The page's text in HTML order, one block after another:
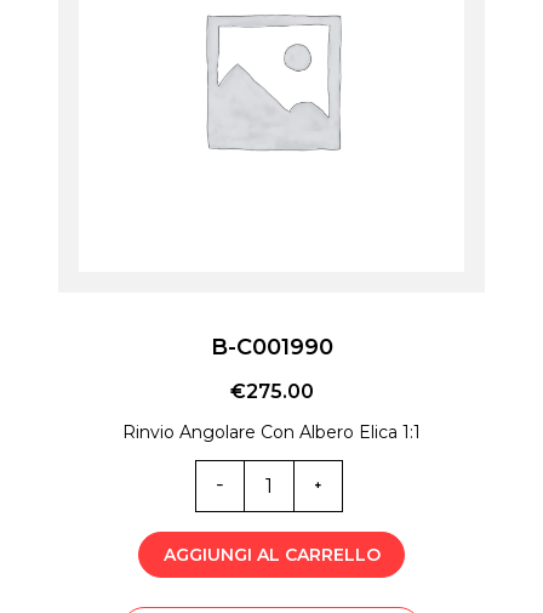
B-C001990
€275.00
Rinvio Angolare Con Albero Elica 1:1
B-
C001990
quantità
AGGIUNGI AL CARRELLO